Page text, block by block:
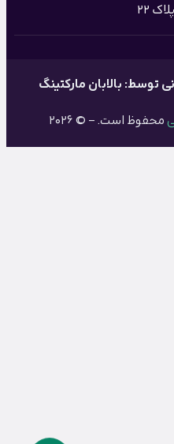
22
محفوظ است. – © 2026
توسط: بالابان مارکتینگ